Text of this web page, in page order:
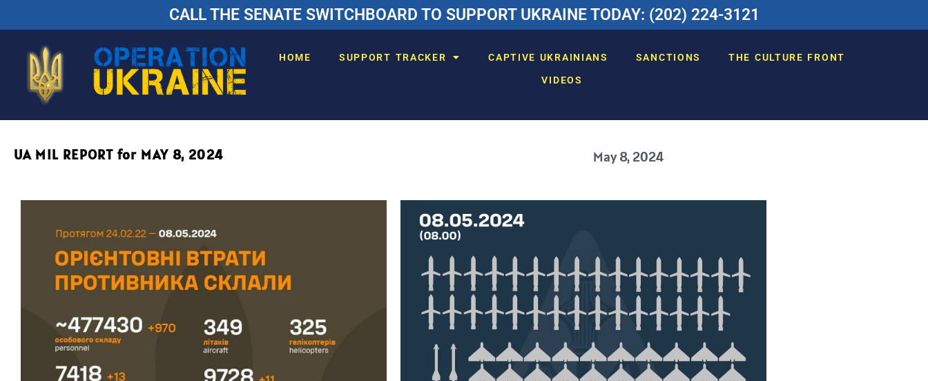
CALL THE SENATE SWITCHBOARD TO SUPPORT UKRAINE TODAY: (202) 224-3121
HOME SUPPORT TRACKER CAPTIVE UKRAINIANS SANCTIONS THE CULTURE FRONT
VIDEOS
UA MIL REPORT for MAY 8, 2024 May 8, 2024